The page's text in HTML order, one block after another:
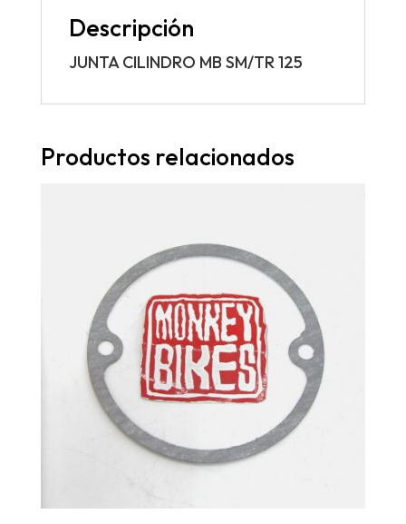
Descripción
JUNTA CILINDRO MB SM/TR 125
Productos relacionados